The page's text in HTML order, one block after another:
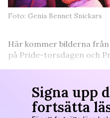
Foto: Genia Bennet Snickars
Här kommer bilderna
på Pride-torsdagen och
Signa upp
fortsätta